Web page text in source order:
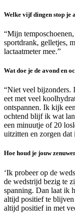
Welke vijf dingen stop je
“Mijn
sportdrank, gelletjes,
lactaatmeter mee.”
Wat doe je de avond en
“Niet veel bijzonders.
eet met veel
ontspannen. Ik kijk
ochtend blijf ik wat
een minuutje of 20
uitzitten en zorgen
Hoe houd je jouw
‘Ik probeer op de
de wedstrijd bezig te
spanning. Dan laat ik
altijd positief te
altijd positief in met